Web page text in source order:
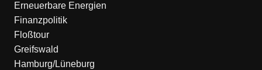
Erneuerbare Energien
Finanzpolitik
Floßtour
Greifswald
Hamburg/Lüneburg